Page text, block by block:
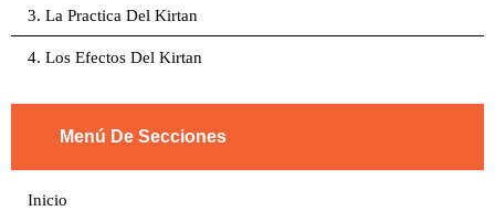
3. La Practica Del Kirtan
4. Los Efectos Del Kirtan
Menú De Secciones
Inicio